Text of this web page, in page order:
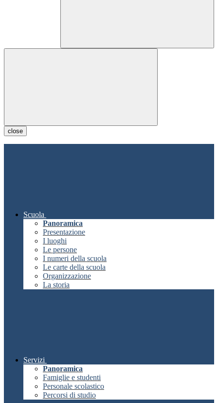
close
Scuola
Panoramica
Presentazione
I luoghi
Le persone
I numeri della scuola
Le carte della scuola
Organizzazione
La storia
Servizi
Panoramica
Famiglie e studenti
Personale scolastico
Percorsi di studio